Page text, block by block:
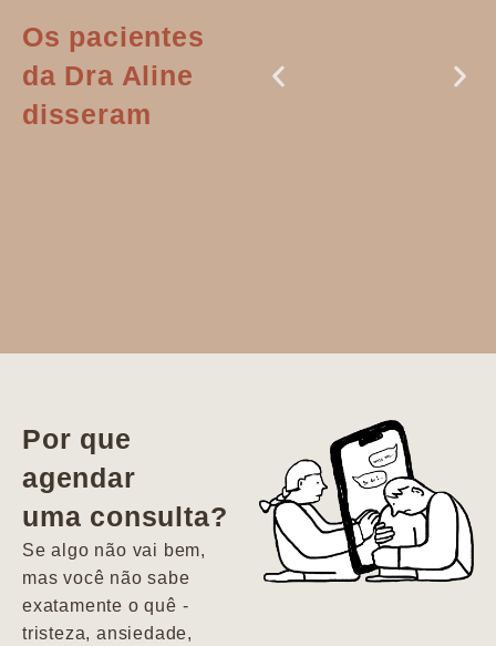
Os pacientes
da Dra Aline
disseram
vida. Ela me
encontrou num
estado misto de
depressão e
agitação com
pensamentos
Por que
agendar
uma consulta?
Se algo não vai bem,
mas você não sabe
exatamente o quê -
tristeza, ansiedade,